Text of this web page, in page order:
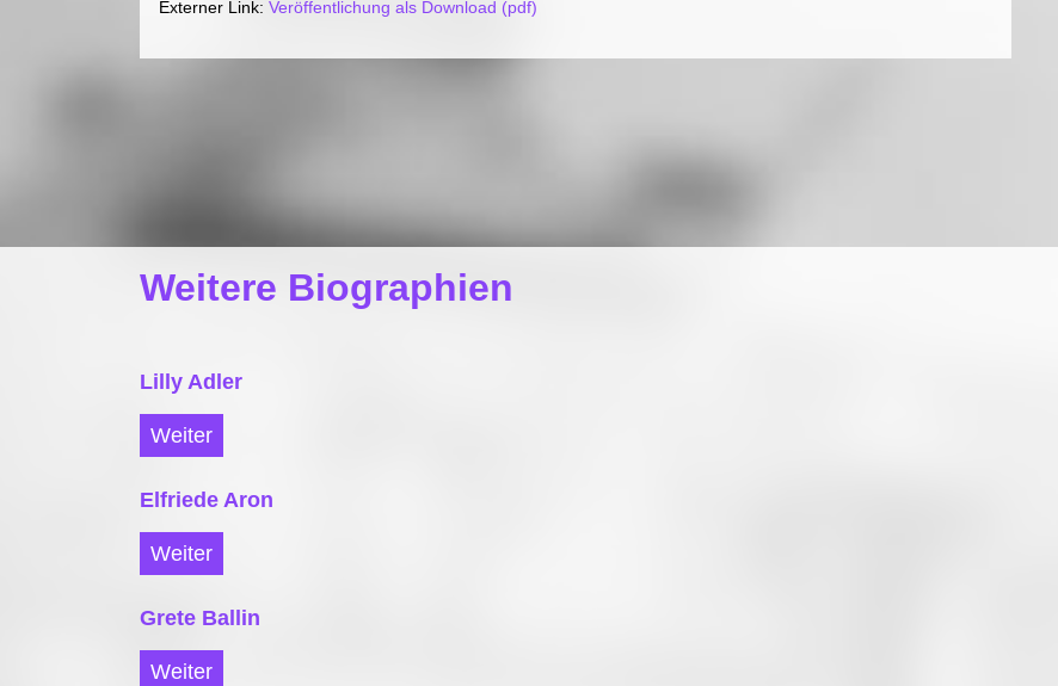
Externer Link: Veröffentlichung als Download (pdf)
Weitere Biographien
Lilly Adler
Weiter
Elfriede Aron
Weiter
Grete Ballin
Weiter